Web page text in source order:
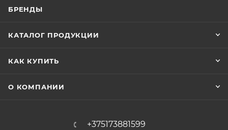
БРЕНДЫ
КАТАЛОГ ПРОДУКЦИИ
КАК КУПИТЬ
О КОМПАНИИ
+375173881599